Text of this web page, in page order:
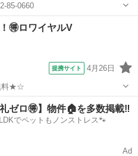
85-0660
ート
🉐ロワイヤルV
提携サイト 4月26日
料★☆
ート
礼ゼロ🉐】物件🏠を多数掲載‼️
でペットもノンストレス🐾
Ad